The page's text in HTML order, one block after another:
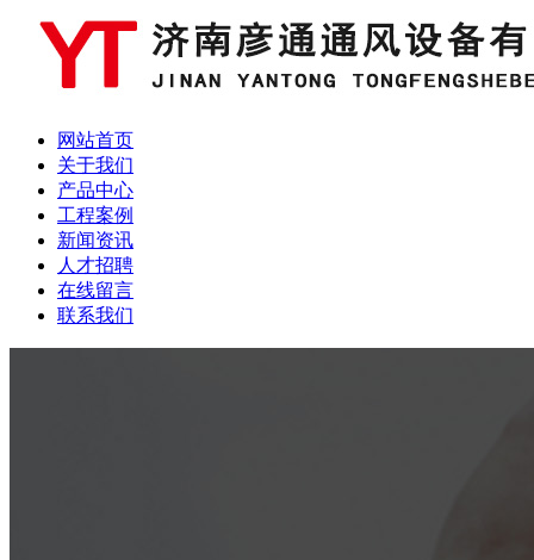
网站首页
关于我们
产品中心
工程案例
新闻资讯
人才招聘
在线留言
联系我们